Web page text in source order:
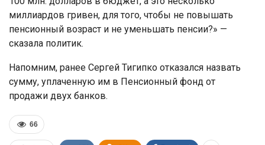
миллиардов гривен, для того, чтобы не повышать
пенсионный возраст и не уменьшать пенсии?» —
сказала политик.
Напомним, ранее Сергей Тигипко отказался назвать
сумму, уплаченную им в Пенсионный фонд от
продажи двух банков.
66